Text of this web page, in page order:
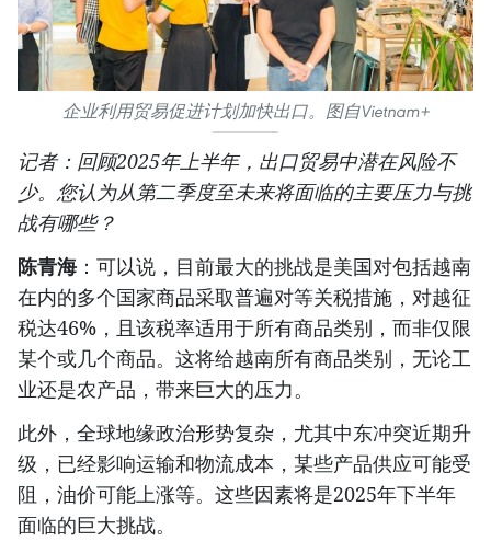
企业利用贸易促进计划加快出口。图自Vietnam+
记者：回顾2025年上半年，出口贸易中潜在风险不
少。您认为从第二季度至未来将面临的主要压力与挑
战有哪些？
陈青海 ：可以说，目前最大的挑战是美国对包括越南
在内的多个国家商品采取普遍对等关税措施，对越征
税达46%，且该税率适用于所有商品类别，而非仅限
某个或几个商品。这将给越南所有商品类别，无论工
业还是农产品，带来巨大的压力。
此外，全球地缘政治形势复杂，尤其中东冲突近期升
级，已经影响运输和物流成本，某些产品供应可能受
阻，油价可能上涨等。这些因素将是2025年下半年
面临的巨大挑战。